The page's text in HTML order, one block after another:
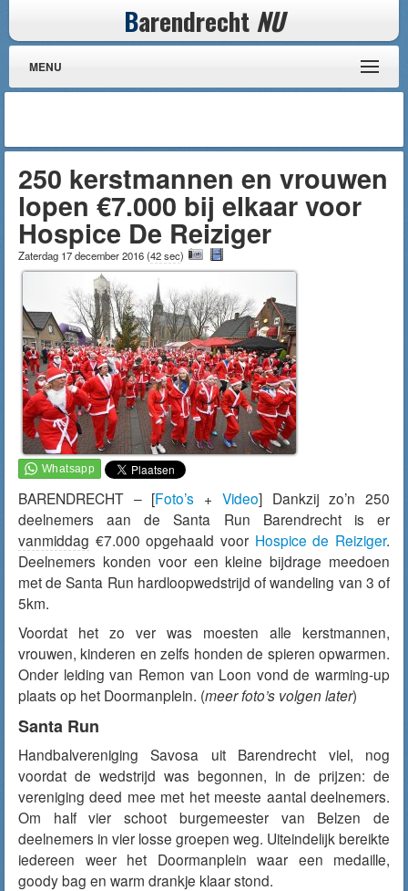
Barendrecht NU
MENU
250 kerstmannen en vrouwen
lopen €7.000 bij elkaar voor
Hospice De Reiziger
Zaterdag 17 december 2016(42 sec)
BARENDRECHT – [Foto’s + Video] Dankzij zo’n 250
deelnemers aan de Santa Run Barendrecht is er
vanmiddag €7.000 opgehaald voor Hospice de Reiziger.
Deelnemers konden voor een kleine bijdrage meedoen
met de Santa Run hardloopwedstrijd of wandeling van 3 of
5km.
Voordat het zo ver was moesten alle kerstmannen,
vrouwen, kinderen en zelfs honden de spieren opwarmen.
Onder leiding van Remon van Loon vond de warming-up
plaats op het Doormanplein. (meer foto’s volgen later)
Santa Run
Handbalvereniging Savosa uit Barendrecht viel, nog
voordat de wedstrijd was begonnen, in de prijzen: de
vereniging deed mee met het meeste aantal deelnemers.
Om half vier schoot burgemeester van Belzen de
deelnemers in vier losse groepen weg. Uiteindelijk bereikte
iedereen weer het Doormanplein waar een medaille,
goody bag en warm drankje klaar stond.